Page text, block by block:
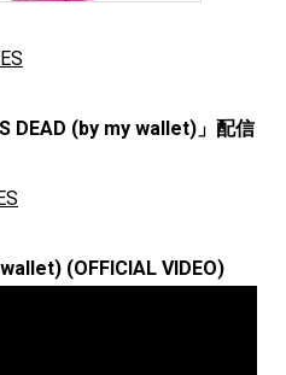
DEAD (by my wallet)」配信
(OFFICIAL VIDEO)